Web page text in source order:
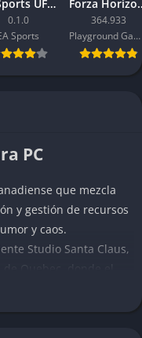
EA Sports UFC 6
0.1.0
Sports
364.933
Playground Games
PC
que mezcla
y gestión de recursos
y caos.
Studio Santa Claus,
una pequeña